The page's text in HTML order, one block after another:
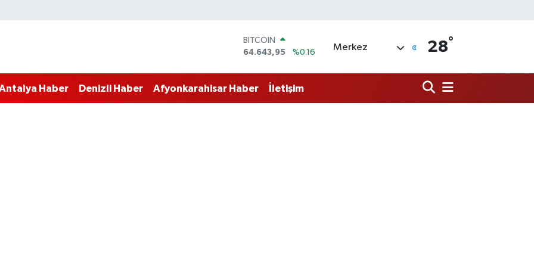
BITCOIN
64.643,95
%0.16
EURO
Merkez 28°
Haber Denizli Haber Afyonkarahisar Haber İletişim